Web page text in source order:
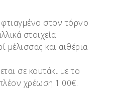
στον τόρνο
στοιχεία.
μέλισσας και αιθέρια
σε κουτάκι με το
χρέωση 1.00€.